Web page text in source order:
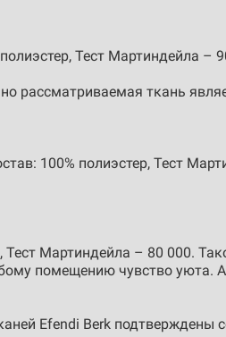
Тест Мартиндейла –
рассматриваемая ткань
100% полиэстер, Тест
Тест Мартиндейла – 80 000.
помещению чувство
Efendi Berk